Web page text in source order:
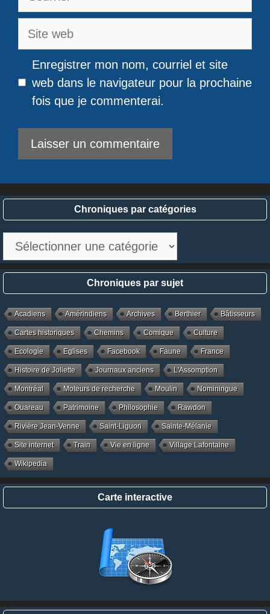
Site
Enregistrer mon nom, courriel et site
web dans le navigateur pour la prochaine
fois que je commenterai.
Chroniques par catégories
catégories
Chroniques par sujet
Acadiens Amérindiens Archives Berthier Bâtisseurs
Cartes historiques Chemins Comique Culture
Ecologie Eglises Facebook Faune France
Histoire de Joliette Journaux anciens L'Assomption
Montréal Moteurs de recherche Moulin Nominingue
Ouareau Patrimoine Philosophie Rawdon
Rivière Jean-Venne Saint-Liguori Sainte-Mélanie
Site internet Train Vie en ligne Village Lafontaine
Wikipedia
Carte interactive